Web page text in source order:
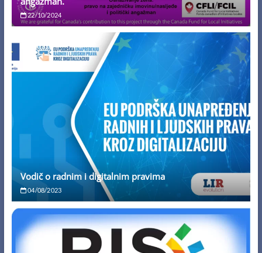
22/10/2024
Vodič o radnim i digitalnim pravima
04/08/2023